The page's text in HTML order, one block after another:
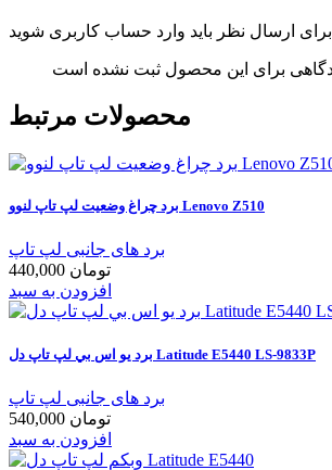
برای ارسال نظر باید وارد حساب کاربری شوید
محصولات مرتبط
برد چراغ وضعیت لپ تاپ لنوو Lenovo Z510
برد های جانبی لپ تاپ
440,000 تومان
افزودن به سبد
برد يو اس بي لپ تاپ دل Latitude E5440 LS-9833P
برد های جانبی لپ تاپ
540,000 تومان
افزودن به سبد